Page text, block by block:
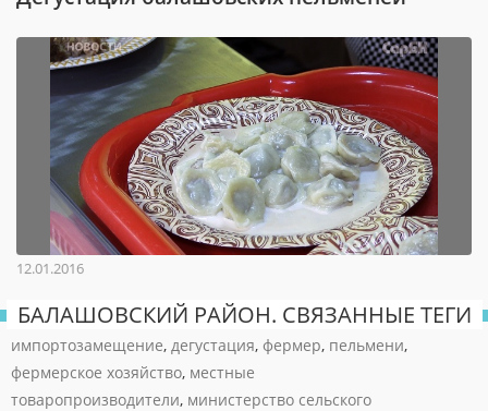
12.01.2016
БАЛАШОВСКИЙ РАЙОН. СВЯЗАННЫЕ ТЕГИ
импортозамещение, дегустация, фермер, пельмени,
фермерское хозяйство, местные
товаропроизводители, министерство сельского